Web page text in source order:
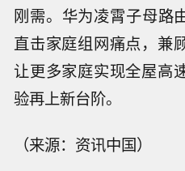
刚需。华为凌霄子母路
直击家庭组网痛点，兼
让更多家庭实现全屋高
验再上新台阶。
（来源：资讯中国）